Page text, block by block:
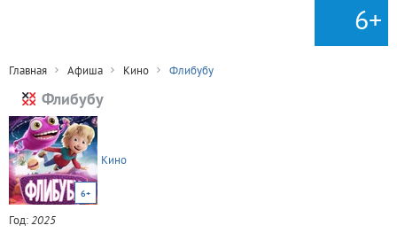
6+
Главная Афиша Кино Флибубу
Флибубу
6+
Кино
Год:2025